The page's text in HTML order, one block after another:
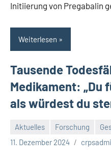
Initiierung von Pregabalin
Weiterlesen
Tausende
Medikament: „Du
als würdest du
Aktuelles Forschung
11. Dezember 2024
Keine